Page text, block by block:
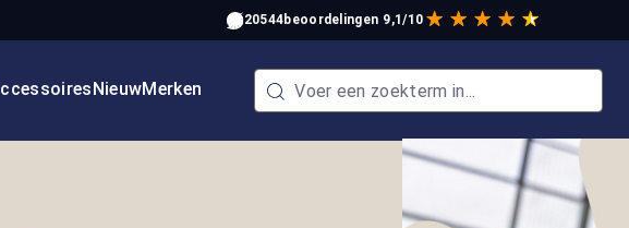
20544beoordelingen 9,1/10
NieuwMerken